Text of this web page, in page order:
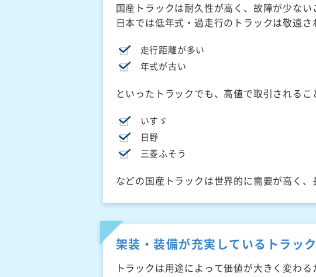
国産トラックは耐久性が高く、故障が少な
日本では低年式・過走行のトラックは敬遠
走行距離が多い
年式が古い
といったトラックでも、高値で取引されるこ
いすゞ
日野
三菱ふそう
などの国産トラックは世界的に需要が高く
架装・装備が充実しているトラック
トラックは用途によって価値が大きく変わ